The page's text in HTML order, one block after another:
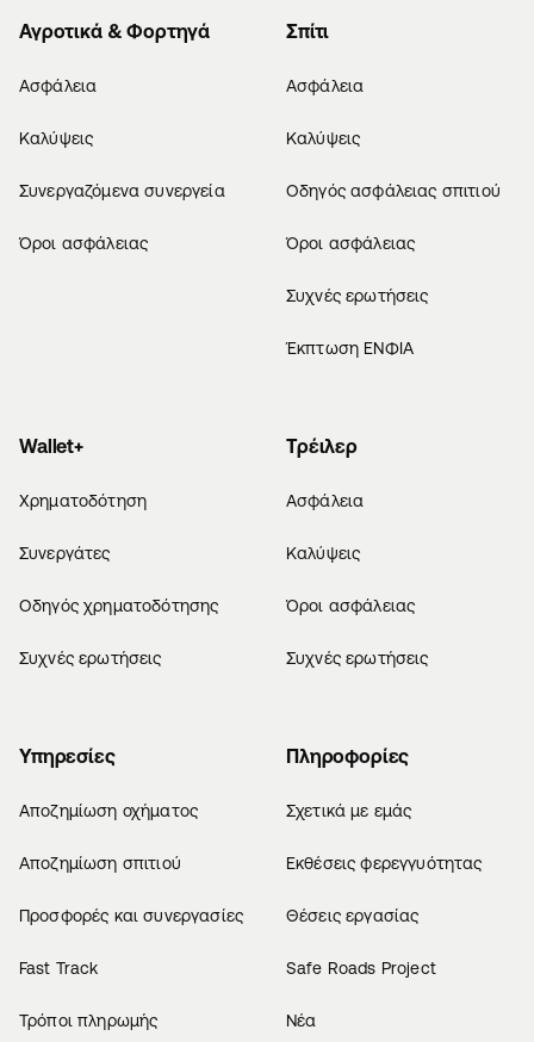
Αγροτικά & Φορτηγά
Ασφάλεια
Καλύψεις
Συνεργαζόμενα συνεργεία
Όροι ασφάλειας
Σπίτι
Ασφάλεια
Καλύψεις
Οδηγός ασφάλειας σπιτιού
Όροι ασφάλειας
Συχνές ερωτήσεις
Έκπτωση ΕΝΦΙΑ
Wallet+
Χρηματοδότηση
Συνεργάτες
Οδηγός χρηματοδότησης
Συχνές ερωτήσεις
Τρέιλερ
Ασφάλεια
Καλύψεις
Όροι ασφάλειας
Συχνές ερωτήσεις
Υπηρεσίες
Αποζημίωση οχήματος
Αποζημίωση σπιτιού
Προσφορές και συνεργασίες
Fast Track
Τρόποι πληρωμής
Πληροφορίες
Σχετικά με εμάς
Εκθέσεις φερεγγυότητας
Θέσεις εργασίας
Safe Roads Project
Νέα